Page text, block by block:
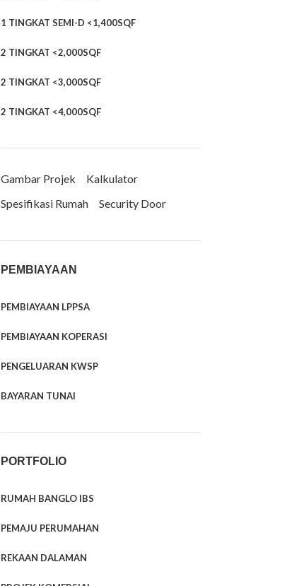
1 TINGKAT SEMI-D <1,400SQF
2 TINGKAT <2,000SQF
2 TINGKAT <3,000SQF
2 TINGKAT <4,000SQF
Gambar Projek
Kalkulator
Spesifikasi Rumah
Security Door
PEMBIAYAAN
PEMBIAYAAN LPPSA
PEMBIAYAAN KOPERASI
PENGELUARAN KWSP
BAYARAN TUNAI
PORTFOLIO
RUMAH BANGLO IBS
PEMAJU PERUMAHAN
REKAAN DALAMAN